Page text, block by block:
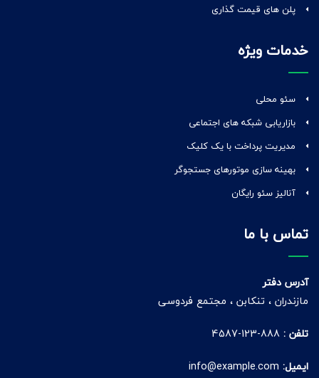
پلن های قیمت گذاری
خدمات ویژه
سئو محلی
بازاریابی شبکه های اجتماعی
مدیریت پرداخت با یک کلیک
بهینه سازی موتورهای جستجوگر
آنالیز سئو رایگان
تماس با ما
آدرس دفتر
مازندران ، تنکابن ، مجتمع فردوسی
تلفن :
ایمیل: